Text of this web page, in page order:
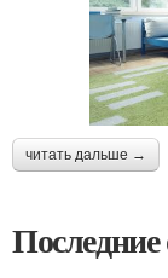
читать дальше →
Последние